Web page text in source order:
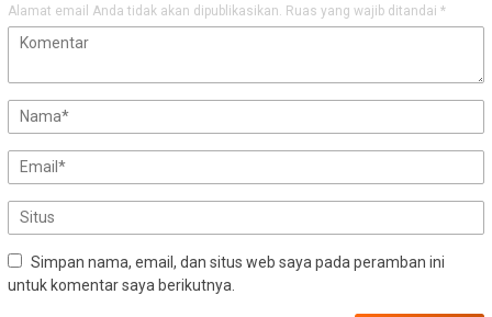
Alamat email Anda tidak akan dipublikasikan. Ruas yang wajib ditandai *
Simpan nama, email, dan situs web saya pada peramban ini
untuk komentar saya berikutnya.